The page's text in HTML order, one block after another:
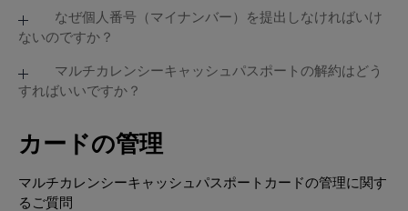
※現在、マルチカレンシーキャッシュパスポートは海
外のMastercard対応ATMや加盟店でご利用いただけ
ます。国内での利用が可能になりましたら
※確認の結果お申込みをお断りする場合があります。
ストラリアドル、ニュージーランドドル、カナダド
ル、シンガポールドル、香港ドル以外の通貨国に行か
れる場合は日本円にチャージしてご利用ください。
「マイアカウント」内で、いつでも通貨を移動できま
す。
ート」にてご確認いただけます。
A:本カードは海外利用専用のため、日本国内ではご利
用いただくことはできません。
また、制裁措置の対象国となっている国や地域（イラ
ク、ダルフール）では、Mastercard加盟店での買い物
および、ＡＴＭからの現金引き出し等、本カードはご
利用になれません。現在、ロシア国内におきまして
も、本カードはご利用になれません。
なぜ個人番号（マイナンバー）を提出しなければいけ
ないのですか？
マイナンバー制度開始に伴い、2016年1月1日以降、
マルチカレンシーキャッシュパスポートなどの資金移
国税の適正な課税の確保を図るための国外送金等に係
る調書の提出等に関する法律（以下、「国外送金等調
ー）の確認が必要となりました。
マルチカレンシーキャッシュパスポートの解約はどう
すればいいですか？
カードの管理
マルチカレンシーキャッシュパスポートカードの管理に関す
るご質問